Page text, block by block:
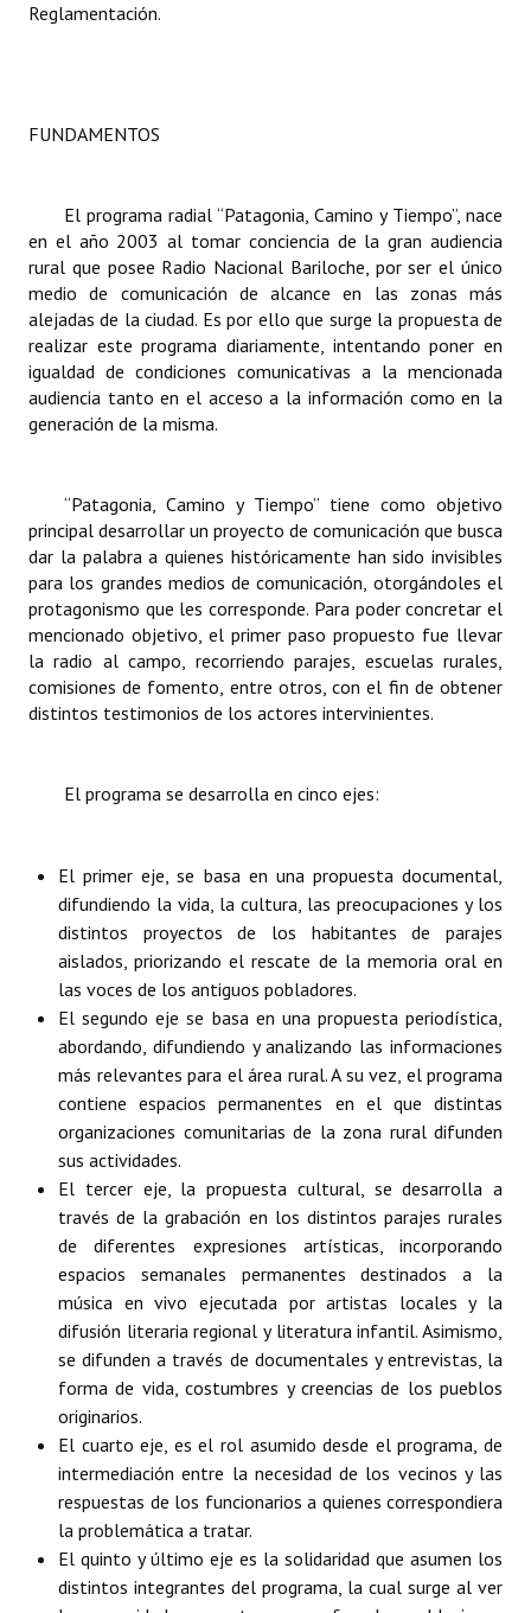
Proyectos Presentados
Ejecución Presupuestaria
Actas de Audiencias Públicas
NORMATIVA
Comunicaciones
Declaraciones
Resoluciones de Presidencia
INSTITUCIONAL
Antiguos Pobladores
Noticias Destacadas
Registros y Distinciones
Mujeres que Dejaron Huellas - Registro
Periodistas Decanos - Registro
Ciudadano Ilustre - Registro
Banca del Vecino - Registro
Huéspedes de Honor - Registro
Antiguos Pobladores - Registro
Reconocimientos - Registro
Bariloche, Municipio intercultural
Entrega de distinciones
REFORMA DE LA CARTA ORGÁNICA
Reglamentación.
FUNDAMENTOS
El programa radial “Patagonia, Camino y Tiempo”, nace
en el año 2003 al tomar conciencia de la gran audiencia
rural que posee Radio Nacional Bariloche, por ser el único
medio de comunicación de alcance en las zonas más
alejadas de la ciudad. Es por ello que surge la propuesta de
realizar este programa diariamente, intentando poner en
igualdad de condiciones comunicativas a la mencionada
audiencia tanto en el acceso a la información como en la
generación de la misma.
“Patagonia, Camino y Tiempo” tiene como objetivo
principal desarrollar un proyecto de comunicación que busca
dar la palabra a quienes históricamente han sido invisibles
para los grandes medios de comunicación, otorgándoles el
protagonismo que les corresponde. Para poder concretar el
mencionado objetivo, el primer paso propuesto fue llevar
la radio al campo, recorriendo parajes, escuelas rurales,
comisiones de fomento, entre otros, con el fin de obtener
distintos testimonios de los actores intervinientes.
El programa se desarrolla en cinco ejes:
El primer eje, se basa en una propuesta documental,
difundiendo la vida, la cultura, las preocupaciones y los
distintos proyectos de los habitantes de parajes
aislados, priorizando el rescate de la memoria oral en
las voces de los antiguos pobladores.
El segundo eje se basa en una propuesta periodística,
abordando, difundiendo y analizando las informaciones
más relevantes para el área rural. A su vez, el programa
contiene espacios permanentes en el que distintas
organizaciones comunitarias de la zona rural difunden
sus actividades.
El tercer eje, la propuesta cultural, se desarrolla a
través de la grabación en los distintos parajes rurales
de diferentes expresiones artísticas, incorporando
espacios semanales permanentes destinados a la
música en vivo ejecutada por artistas locales y la
difusión literaria regional y literatura infantil. Asimismo,
se difunden a través de documentales y entrevistas, la
forma de vida, costumbres y creencias de los pueblos
originarios.
El cuarto eje, es el rol asumido desde el programa, de
intermediación entre la necesidad de los vecinos y las
respuestas de los funcionarios a quienes correspondiera
la problemática a tratar.
El quinto y último eje es la solidaridad que asumen los
distintos integrantes del programa, la cual surge al ver